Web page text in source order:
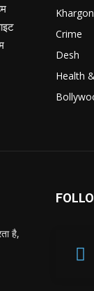
Crime
Desh
Health
है,